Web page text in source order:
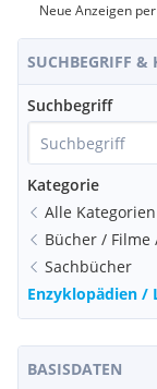
Neue Anzeigen
SUCHBEGRIFF &
Suchbegriff
Kategorie
Alle Kategorien
Bücher / Filme
Sachbücher
Enzyklopädien /
BASISDATEN